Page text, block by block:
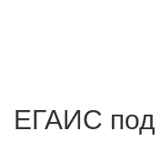
ЕГАИС